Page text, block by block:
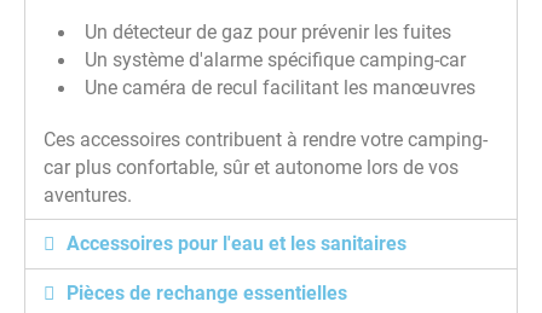
Un détecteur de gaz pour prévenir les fuites
Un système d'alarme spécifique camping-car
Une caméra de recul facilitant les manœuvres
Ces accessoires contribuent à rendre votre camping-
car plus confortable, sûr et autonome lors de vos
aventures.
Accessoires pour l'eau et les sanitaires
Pièces de rechange essentielles